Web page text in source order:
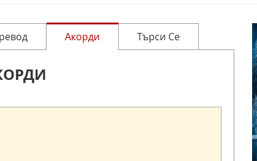
Акорди Търси Се